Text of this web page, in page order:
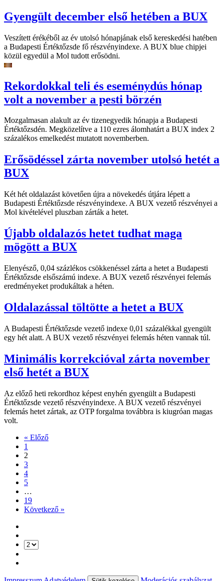
Gyengült december első hetében a BUX
Veszített érékéből az év utolsó hónapjának első kereskedési hatében
a Budapesti Értéktőzsde fő részvényindexe. A BUX blue chipjei
közül egyedül a Mol tudott erősödni.
Rekordokkal teli és eseménydús hónap
volt a november a pesti börzén
Mozgalmasan alakult az év tizenegyedik hónapja a Budapesti
Értéktőzsdén. Megközelítve a 110 ezres álomhatárt a BUX index 2
százalékos emelkedést mutatott novemberben.
Erősödéssel zárta november utolsó hetét a
BUX
Két hét oldalazást követően újra a növekedés útjára lépett a
Budapesti Értéktőzsde részvényindexe. A BUX vezető részvényei a
Mol kivételével pluszban zárták a hetet.
Újabb oldalazós hetet tudhat maga
mögött a BUX
Elenyésző, 0,04 százlékos csökkenéssel zárta a hetet a Budapesti
Értéktőzsde elsőszámú indexe. A BUX vezető részvényei felemás
eredményeket produkáltak a héten.
Oldalazással töltötte a hetet a BUX
A Budapesti Értéktőzsde vezető indexe 0,01 százalékkal gyengült
egy hét alatt. A BUX vezető részvényei felemás héten vannak túl.
Minimális korrekcióval zárta november
első hetét a BUX
Az előző heti rekordhoz képest enyhén gyengült a Budapesti
Értéktőzsde vezető részvényindexe. A BUX vezető részvényei
felemás hetet zártak, az OTP forgalma továbbra is kiugróan magas
volt.
« Előző
1
2
3
4
5
…
19
Következő »